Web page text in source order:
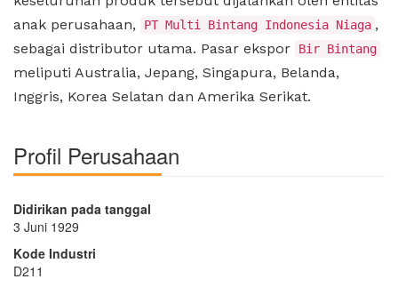
anak perusahaan,
PT Multi Bintang Indonesia Niaga ,
sebagai distributor utama. Pasar ekspor
Bir Bintang
meliputi Australia, Jepang, Singapura, Belanda,
Inggris, Korea Selatan dan Amerika Serikat.
Profil Perusahaan
Didirikan pada tanggal
3 Juni 1929
Kode Industri
D211